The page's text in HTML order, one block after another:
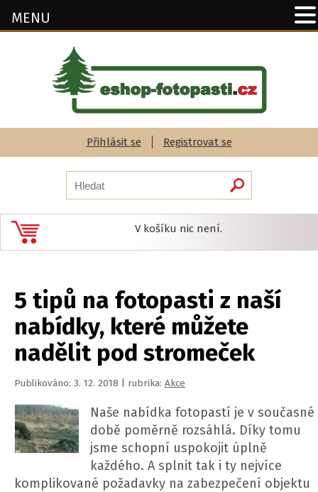
Přihlásit se Registrovat se
V košíku nic není.
5 tipů na fotopasti z naší
nabídky, které můžete
nadělit pod stromeček
Publikováno: 3. 12. 2018 | rubrika: Akce
Naše nabídka fotopastí je v současné
době poměrně rozsáhlá. Díky tomu
jsme schopní uspokojit úplně
každého. A splnit tak i ty nejvíce
komplikované požadavky na zabezpečení objektu
MENU